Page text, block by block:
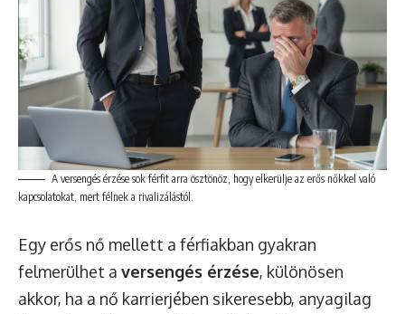
A versengés érzése sok férfit arra ösztönöz, hogy elkerülje az erős nőkkel való
kapcsolatokat, mert félnek a rivalizálástól.
Egy erős nő mellett a férfiakban gyakran
felmerülhet a versengés érzése, különösen
akkor, ha a nő karrierjében sikeresebb, anyagilag